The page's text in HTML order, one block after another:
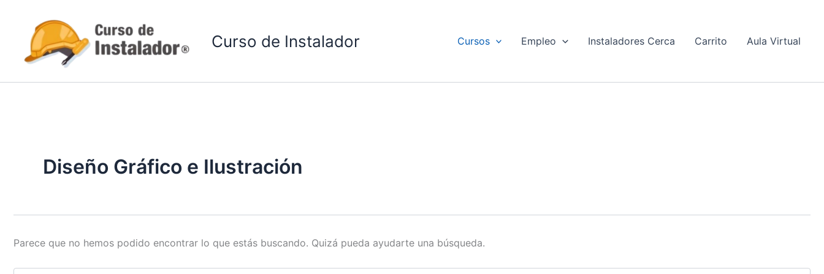
contenido
Curso de Instalador Cursos Empleo Instaladores Cerca Carrito Aula Virtual
Diseño Gráfico e Ilustración
Parece que no hemos podido encontrar lo que estás buscando. Quizá pueda ayudarte una búsqueda.